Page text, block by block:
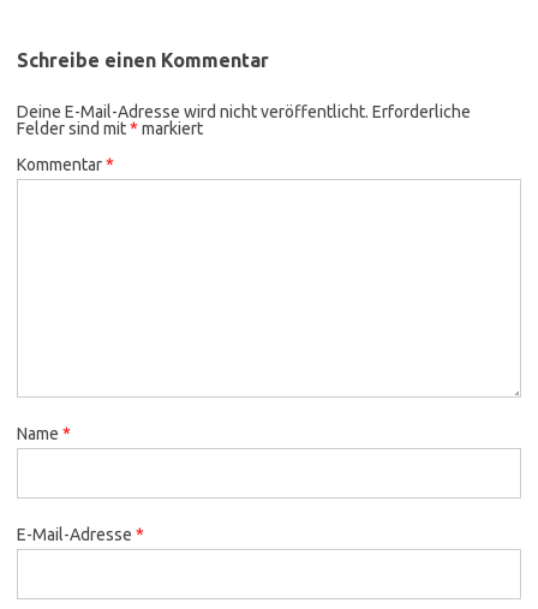
Schreibe einen Kommentar
Deine E-Mail-Adresse wird nicht veröffentlicht. Erforderliche
Felder sind mit* markiert
Kommentar*
Name *
E-Mail-Adresse *